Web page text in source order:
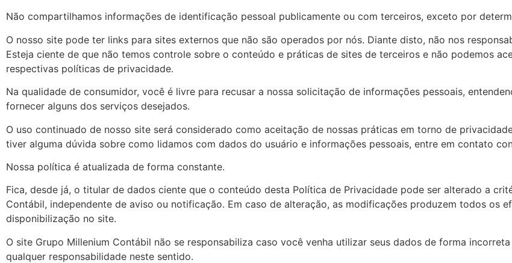
Não compartilhamos informações de identificação pessoal publicamente ou com terceiros, exceto por
O nosso site pode ter links para sites externos que não são operados por nós. Diante disto, não nos
Esteja ciente de que não temos controle sobre o conteúdo e práticas de sites de terceiros e não podemos
respectivas políticas de privacidade.
Na qualidade de consumidor, você é livre para recusar a nossa solicitação de informações pessoais,
fornecer alguns dos serviços desejados.
O uso continuado de nosso site será considerado como aceitação de nossas práticas em torno de
tiver alguma dúvida sobre como lidamos com dados do usuário e informações pessoais, entre em contato
Nossa política é atualizada de forma constante.
Fica, desde já, o titular de dados ciente que o conteúdo desta Política de Privacidade pode ser alterado a
Contábil, independente de aviso ou notificação. Em caso de alteração, as modificações produzem todos os
disponibilização no site.
O site Grupo Millenium Contábil não se responsabiliza caso você venha utilizar seus dados de forma
qualquer responsabilidade neste sentido.